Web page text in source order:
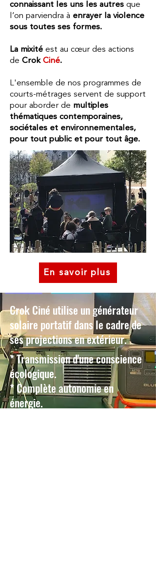
connaissant les uns les autres que
l’on parviendra à enrayer la violence
sous toutes ses formes.
La mixité est au cœur des actions
de Crok Ciné.
L'ensemble de nos programmes de
courts-métrages servent de support
pour aborder de multiples
thématiques contemporaines,
sociétales et environnementales,
pour tout public et pour tout âge.
En savoir plus
Crok Ciné utilise un générateur
solaire portatif dans le cadre de
ses projections en extérieur.
* Transmission d'une conscience
écologique. ​
* Complète autonomie en
énergie. ​